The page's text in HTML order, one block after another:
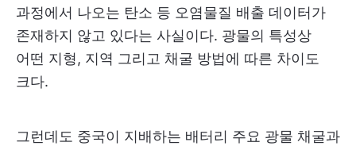
과정에서 나오는 탄소 등 오염물질 배출 데이터가
존재하지 않고 있다는 사실이다. 광물의 특성상
어떤 지형, 지역 그리고 채굴 방법에 따른 차이도
크다.
그런데도 중국이 지배하는 배터리 주요 광물 채굴과